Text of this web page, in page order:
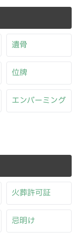
遺骨
位牌
エンバーミング
火葬許可証
忌明け